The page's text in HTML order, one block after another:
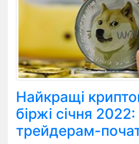
Найкращі
біржі січня
трейдерам-